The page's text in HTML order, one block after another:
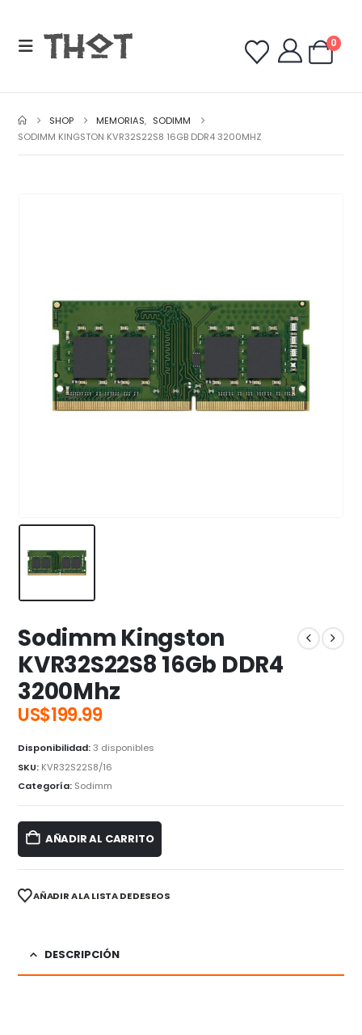
0
SHOP MEMORIAS, SODIMM
SODIMM KINGSTON KVR32S22S8 16GB DDR4 3200MHZ
Sodimm Kingston
KVR32S22S8 16Gb DDR4
3200Mhz
US$199.99
Disponibilidad:3 disponibles
SKU: KVR32S22S8/16
Categoría: Sodimm
AÑADIR AL CARRITO
AÑADIR A LA LISTA DE DESEOS
DESCRIPCIÓN